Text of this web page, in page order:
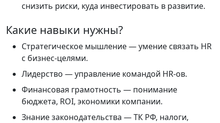
снизить риски, куда инвестировать в развитие.
Какие навыки нужны?
Стратегическое мышление — умение связать HR
с бизнес-целями.
Лидерство — управление командой HR-ов.
Финансовая грамотность — понимание
бюджета, ROI, экономики компании.
Знание законодательства — ТК РФ, налоги,